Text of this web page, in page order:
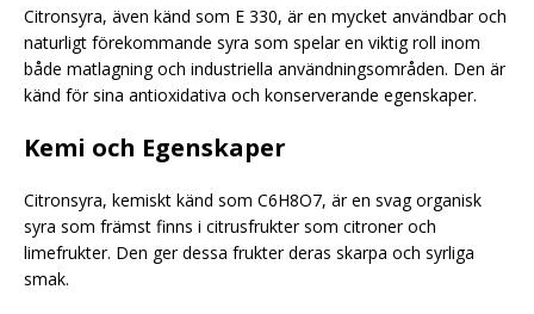
Citronsyra, även känd som E 330, är en mycket användbar och
naturligt förekommande syra som spelar en viktig roll inom
både matlagning och industriella användningsområden. Den är
känd för sina antioxidativa och konserverande egenskaper.
Kemi och Egenskaper
Citronsyra, kemiskt känd som C6H8O7, är en svag organisk
syra som främst finns i citrusfrukter som citroner och
limefrukter. Den ger dessa frukter deras skarpa och syrliga
smak.